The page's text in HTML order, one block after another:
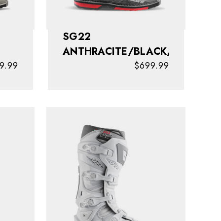
SG22
ANTHRACITE/BLACK/RED
$699.99